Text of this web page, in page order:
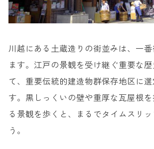
川越にある土蔵造りの街並みは、一
ます。江戸の景観を受け継ぐ重要な
て、重要伝統的建造物群保存地区に
す。黒しっくいの壁や重厚な瓦屋根
る景観を歩くと、まるでタイムスリ
う。